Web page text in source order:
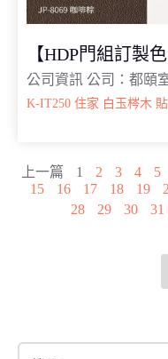
【HDP門組訂製
公司資訊 公司：都頤
K-IT250 住家 白玉梣木
上一篇 1 2 3 4 5
15
16 17 18 19
28
29 30 31